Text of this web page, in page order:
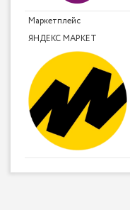
Маркетплейс
ЯНДЕКС МАРКЕТ